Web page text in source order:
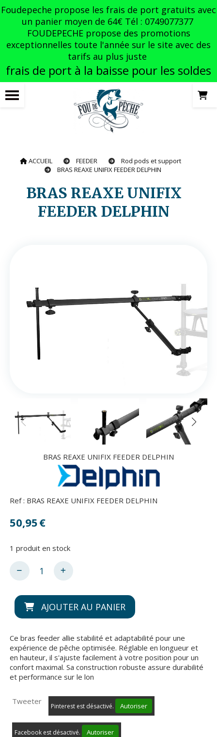
Foudepeche propose les frais de port gratuits avec
un panier moyen de 64€ Tél : 0749077377
FOUDEPECHE propose des promotions
exceptionnelles toute l'année sur le site avec des
tarifs au plus juste
frais de port à la baisse pour les soldes
ACCUEIL FEEDER
Rod pods et support
BRAS REAXE UNIFIX FEEDER DELPHIN
BRAS REAXE UNIFIX
FEEDER DELPHIN
BRAS REAXE UNIFIX FEEDER DELPHIN
Ref : BRAS REAXE UNIFIX FEEDER DELPHIN
50,95€
1 produit en stock
AJOUTER AU PANIER
Ce bras feeder allie stabilité et adaptabilité pour une
expérience de pêche optimisée. Réglable en longueur et
en hauteur, il s'ajuste facilement à votre position pour un
confort maximal. Sa construction robuste assure durabilité
et performance sur le lon
Tweeter
Pinterest est désactivé. Autoriser
Facebook est désactivé. Autoriser